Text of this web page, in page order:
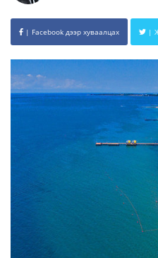
| Facebook дээр хуваалцах |